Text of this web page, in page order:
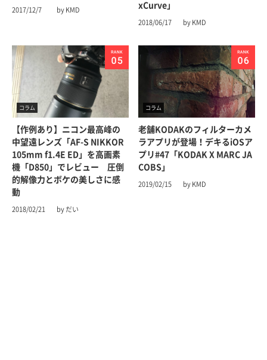
2017/12/7 by KMD
xCurve」
2018/06/17 by KMD
コラム
【作例あり】ニコン最高峰の
中望遠レンズ「AF-S NIKKOR
105mm f1.4E ED」を高画素
機「D850」でレビュー 圧倒
的解像力とボケの美しさに感
動
2018/02/21 by だい
コラム
老舗KODAKのフィルターカメ
ラアプリが登場！デキるiOSア
プリ#47「KODAK X MARC JA
COBS」
2019/02/15 by KMD